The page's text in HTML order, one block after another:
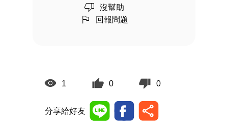
沒幫助
回報問題
1 0 0
分享給好友